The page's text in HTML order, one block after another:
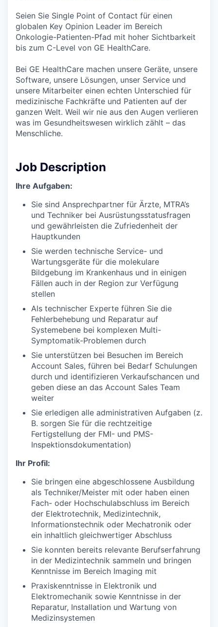
Seien Sie Single Point of Contact für einen
globalen Key Opinion Leader im Bereich
Onkologie-Patienten-Pfad mit hoher Sichtbarkeit
bis zum C-Level von GE HealthCare.
Bei GE HealthCare machen unsere Geräte, unsere
Software, unsere Lösungen, unser Service und
unsere Mitarbeiter einen echten Unterschied für
medizinische Fachkräfte und Patienten auf der
ganzen Welt. Weil wir nie aus den Augen verlieren
was im Gesundheitswesen wirklich zählt – das
Menschliche.
Job Description
Ihre Aufgaben:
Sie sind Ansprechpartner für Ärzte, MTRA’s
und Techniker bei Ausrüstungsstatusfragen
und gewährleisten die Zufriedenheit der
Hauptkunden
Sie werden technische Service- und
Wartungsgeräte für die molekulare
Bildgebung im Krankenhaus und in einigen
Fällen auch in der Region zur Verfügung
stellen
Als technischer Experte führen Sie die
Fehlerbehebung und Reparatur auf
Systemebene bei komplexen Multi-
Symptomatik-Problemen durch
Sie unterstützen bei Besuchen im Bereich
Account Sales, führen bei Bedarf Schulungen
durch und identifizieren Verkaufschancen und
geben diese an das Account Sales Team
weiter
Sie erledigen alle administrativen Aufgaben (z.
B. sorgen Sie für die rechtzeitige
Fertigstellung der FMI- und PMS-
Inspektionsdokumentation)
Ihr Profil:
Sie bringen eine abgeschlossene Ausbildung
als Techniker/Meister mit oder haben einen
Fach- oder Hochschulabschluss im Bereich
der Elektrotechnik, Medizintechnik,
Informationstechnik oder Mechatronik oder
ein inhaltlich gleichwertiger Abschluss
Sie konnten bereits relevante Berufserfahrung
in der Medizintechnik sammeln und bringen
Kenntnisse im Bereich Imaging mit
Praxiskenntnisse in Elektronik und
Elektromechanik sowie Kenntnisse in der
Reparatur, Installation und Wartung von
Medizinsystemen